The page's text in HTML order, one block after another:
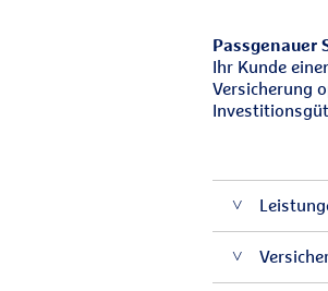
Passgenauer
Ihr Kunde
Versicherung